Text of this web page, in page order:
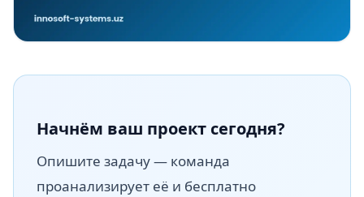
Начнём ваш проект сегодня?
Опишите задачу — команда
проанализирует её и бесплатно